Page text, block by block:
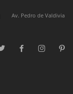
Av. Pedro de Valdivia